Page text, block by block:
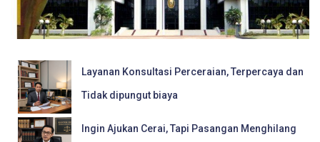
Layanan Konsultasi Perceraian, Terpercaya dan
Tidak dipungut biaya
Ingin Ajukan Cerai, Tapi Pasangan Menghilang